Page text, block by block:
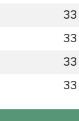
33
33
33
33